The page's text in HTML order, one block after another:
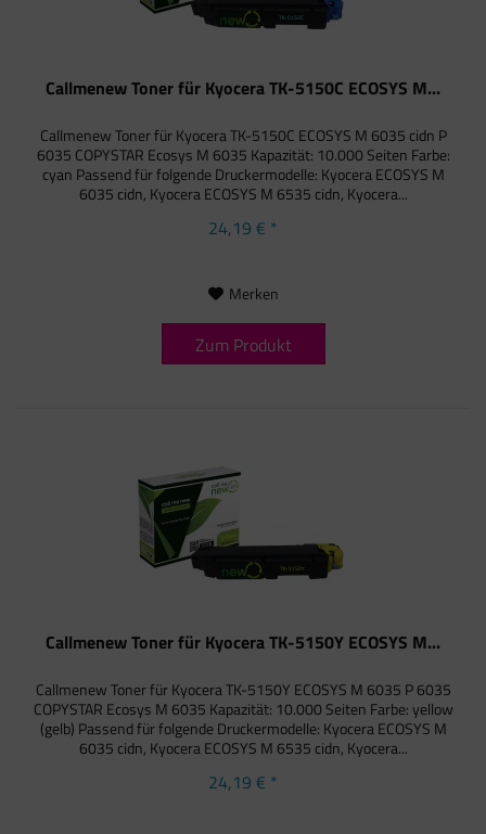
Callmenew Toner für Kyocera TK-5150C ECOSYS M...
Callmenew Toner für Kyocera TK-5150C ECOSYS M 6035 cidn P
6035 COPYSTAR Ecosys M 6035 Kapazität: 10.000 Seiten Farbe:
cyan Passend für folgende Druckermodelle: Kyocera ECOSYS M
6035 cidn, Kyocera ECOSYS M 6535 cidn, Kyocera...
24,19 € *
Merken
Zum Produkt
Callmenew Toner für Kyocera TK-5150Y ECOSYS M...
Callmenew Toner für Kyocera TK-5150Y ECOSYS M 6035 P 6035
COPYSTAR Ecosys M 6035 Kapazität: 10.000 Seiten Farbe: yellow
(gelb) Passend für folgende Druckermodelle: Kyocera ECOSYS M
6035 cidn, Kyocera ECOSYS M 6535 cidn, Kyocera...
24,19 € *